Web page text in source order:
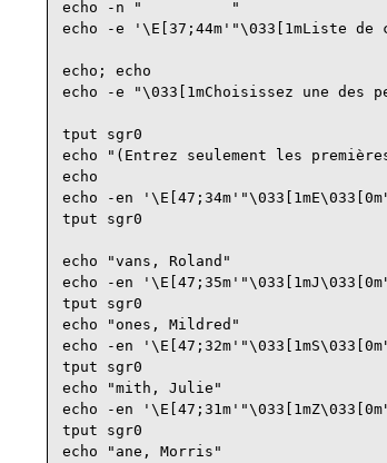
echo -n "          "
echo -e '\E[37;44m'"\033[1mListe de
echo; echo
echo -e "\033[1mChoisissez une des
tput sgr0
echo "(Entrez seulement les
echo
echo -en
tput sgr0
echo "vans, Roland"
echo -en
tput sgr0
echo "ones, Mildred"
echo -en
tput sgr0
echo "mith, Julie"
echo -en
tput sgr0
echo "ane, Morris"